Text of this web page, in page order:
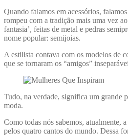
Quando falamos em acessórios,
rompeu com a tradição mais uma vez
fantasia’, feitas de metal e pedras
nome popular: semijoias.
A estilista contava com os modelos de
que se tornaram os “amigos”
Tudo, na verdade, significa um grande
moda.
Como todas nós sabemos, atualmente,
pelos quatro cantos do mundo. Dessa